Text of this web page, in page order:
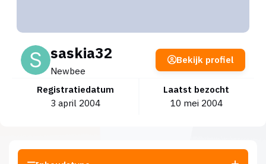
saskia32
Newbee
Registratiedatum
3 april 2004
Laatst bezocht
10 mei 2004
Bekijk profiel